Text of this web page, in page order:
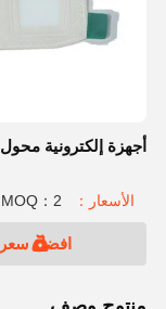
أجهزة إلكترونية
الأسعار：negotiable MOQ：2 قطع
افضل سعر